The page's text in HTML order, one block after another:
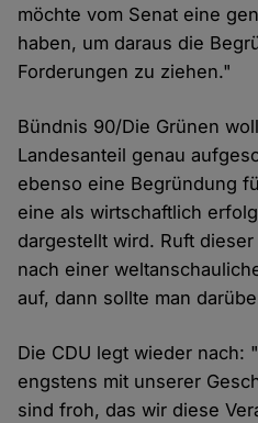
möchte vom Senat eine
haben, um daraus die
Forderungen zu ziehen."
Bündnis 90/Die Grünen
Landesanteil genau
ebenso eine Begründung
eine als wirtschaftlich
dargestellt wird. Ruft
nach einer
auf, dann sollte man
Die CDU legt wieder nach:
engstens mit unserer
sind froh, das wir diese